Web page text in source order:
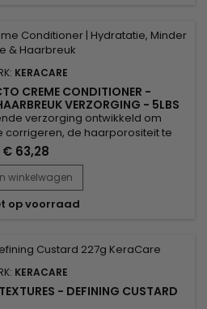
KERACARE
CREME CONDITIONER -
VERZORGING - 5LBS
verzorging ontwikkeld om
corrigeren, de haarporositeit te
haarvezels te verminderen om
helpt uitdroging te voorkomen
behandelingen en hittestyling,
aan het haar geeft. Verrijkt
met...
€ 63,28
winkelwagen
op voorraad
KERACARE
- DEFINING CUSTARD